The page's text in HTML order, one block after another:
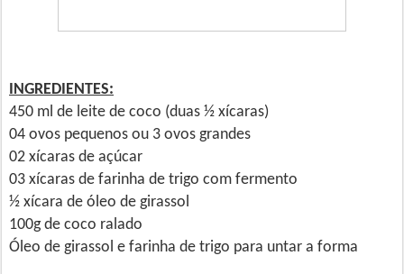
INGREDIENTES:
450 ml de leite de coco (duas ½ xícaras)
04 ovos pequenos ou 3 ovos grandes
02 xícaras de açúcar
03 xícaras de farinha de trigo com fermento
½ xícara de óleo de girassol
100g de coco ralado
Óleo de girassol e farinha de trigo para untar a forma